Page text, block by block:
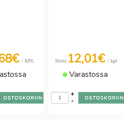
/ KPL Hinta 12,01€/ kpl
Varastossa
-
+